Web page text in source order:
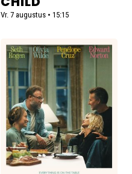
Vr. 7 augustus • 15:15
Lees
meer
over
The
Invite